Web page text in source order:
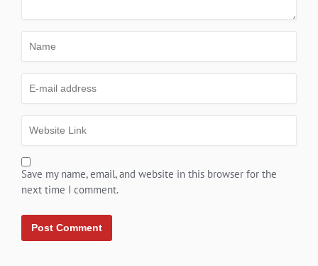
Save my name, email, and website in this browser for the
next time I comment.